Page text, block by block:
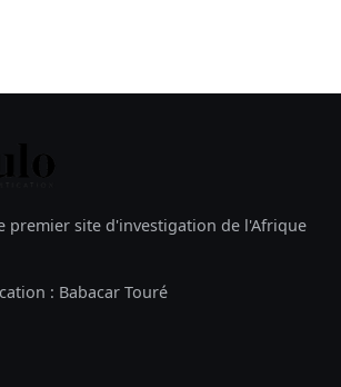
premier site d'investigation de l'Afrique
: Babacar Touré